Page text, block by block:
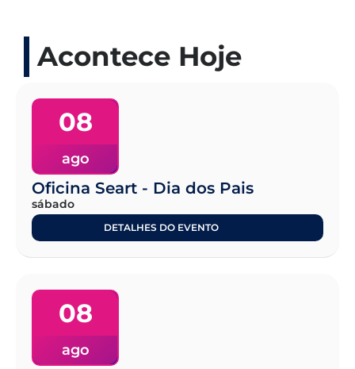
Acontece Hoje
08
ago
Oficina Seart - Dia dos Pais
sábado
DETALHES DO EVENTO
08
ago